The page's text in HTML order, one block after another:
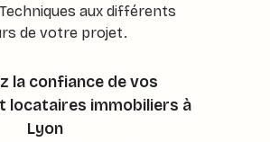
aux différents
de votre projet.
la confiance de vos
locataires immobiliers à
Lyon